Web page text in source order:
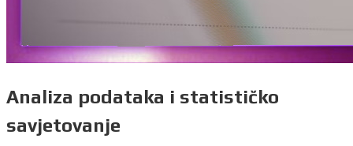
Analiza podataka i statističko
savjetovanje